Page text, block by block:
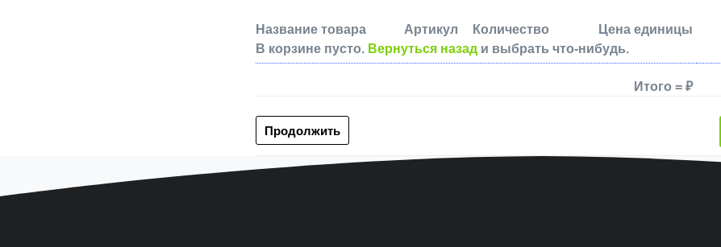
Название товара Артикул Количество Цена единицы
В корзине пусто. Вернуться назад и выбрать что-нибудь.
Итого = ₽
Продолжить